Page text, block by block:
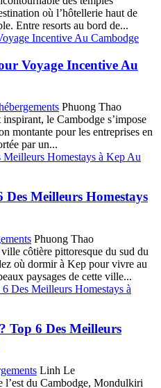
où l’hôtellerie haut de
Entre resorts au bord de...
Voyage Incentive Au
Phuong Thao
le Cambodge s’impose
montante pour les entreprises en
par un...
Meilleurs Homestays
Phuong Thao
côtière pittoresque du sud du
où dormir à Kep pour vivre au
paysages de cette ville...
6 Des Meilleurs
Linh Le
l’est du Cambodge, Mondulkiri